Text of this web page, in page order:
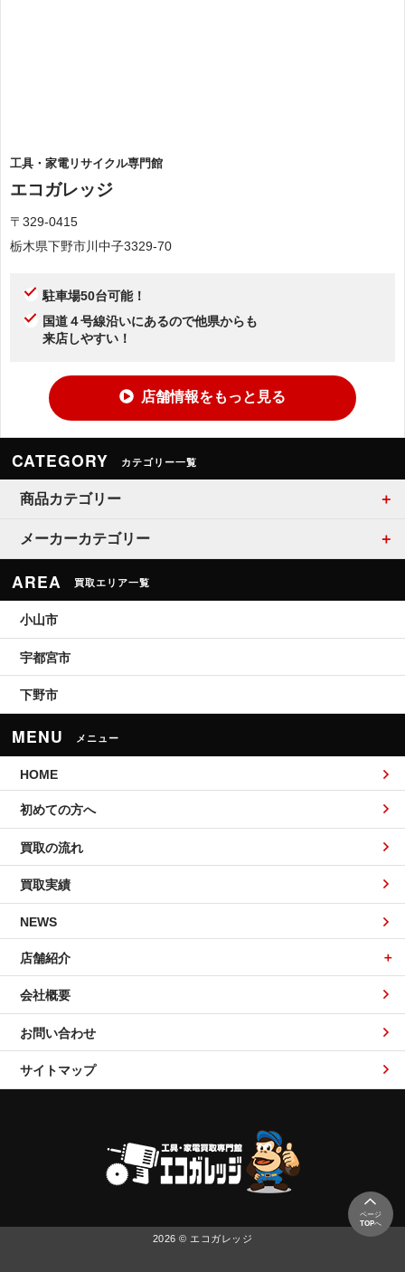
工具・家電リサイクル専門館
エコガレッジ
〒329-0415
栃木県下野市川中子3329-70
駐車場50台可能！
国道４号線沿いにあるので他県からも
来店しやすい！
店舗情報をもっと見る
CATEGORY カテゴリー一覧
商品カテゴリー
メーカーカテゴリー
AREA 買取エリア一覧
小山市
宇都宮市
下野市
MENU メニュー
HOME
初めての方へ
買取の流れ
買取実績
NEWS
店舗紹介
会社概要
お問い合わせ
サイトマップ
2026 © エコガレッジ
ページ
TOPへ